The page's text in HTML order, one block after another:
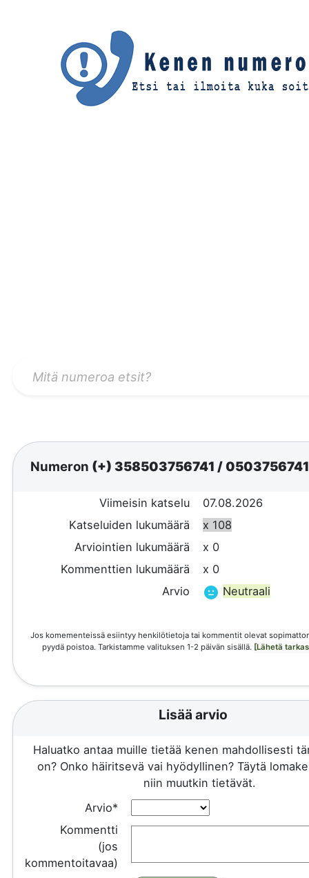
Numeron (+) 358503756741/
Viimeisin katselu
07.08.2026
Katseluiden lukumäärä
x 108
Arviointien lukumäärä
x 0
Kommenttien lukumäärä
x 0
Arvio
Neutraali
Jos komementeissä esiintyy henkilötietoja tai kommentit olevat
pyydä poistoa. Tarkistamme valituksen 1-2 päivän sisällä. [Lähetä
Lisää arvio
Haluatko antaa muille tietää kenen mahdollisesti
on? Onko häiritsevä vai hyödyllinen? Täytä
niin muutkin tietävät.
Arvio*
Kommentti
(jos
kommentoitavaa)